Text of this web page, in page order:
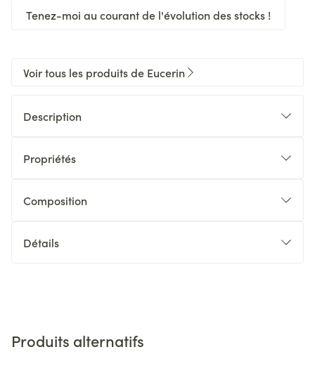
Tenez-moi au courant de l'évolution des stocks !
Voir tous les produits de Eucerin
Description
Propriétés
Composition
Détails
Produits alternatifs